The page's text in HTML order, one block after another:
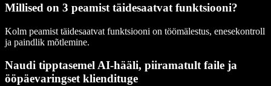
Millised on 3 peamist täidesaatvat funktsiooni?
Kolm peamist täidesaatvat funktsiooni on töömälestus, enesekontroll
ja paindlik mõtlemine.
Naudi tipptasemel AI-hääli, piiramatult faile ja
ööpäevaringset kliendituge